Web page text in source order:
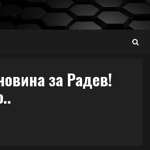
за Радев!